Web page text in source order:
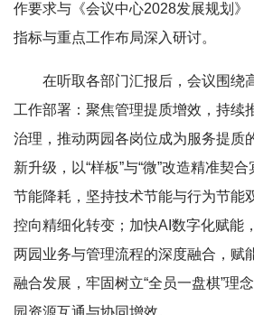
作要求与《会议中心2028发展规划
指标与重点工作布局深入研讨。
在听取各部门汇报后，会议围绕
工作部署：聚焦管理提质增效，持续
治理，推动两园各岗位成为服务提质
新升级，以“样板”与“微”改造精准契
节能降耗，坚持技术节能与行为节能
控向精细化转变；加快AI数字化赋能
两园业务与管理流程的深度融合，赋
融合发展，牢固树立“全员一盘棋”理